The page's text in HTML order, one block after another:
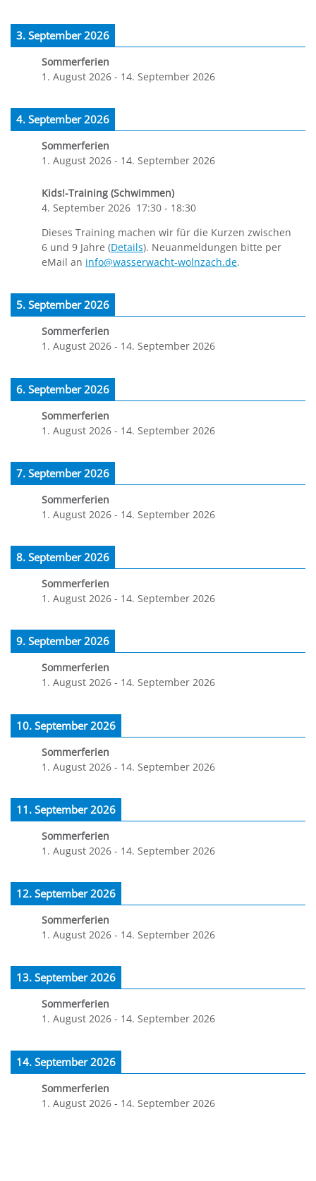
3. September 2026
Sommerferien
1. August 2026 - 14. September 2026
4. September 2026
Sommerferien
1. August 2026 - 14. September 2026
Kids!-Training (Schwimmen)
4. September 2026 17:30 - 18:30
Dieses Training machen wir für die Kurzen zwischen
6 und 9 Jahre (Details). Neuanmeldungen bitte per
eMail an info@wasserwacht-wolnzach.de.
5. September 2026
Sommerferien
1. August 2026 - 14. September 2026
6. September 2026
Sommerferien
1. August 2026 - 14. September 2026
7. September 2026
Sommerferien
1. August 2026 - 14. September 2026
8. September 2026
Sommerferien
1. August 2026 - 14. September 2026
9. September 2026
Sommerferien
1. August 2026 - 14. September 2026
10. September 2026
Sommerferien
1. August 2026 - 14. September 2026
11. September 2026
Sommerferien
1. August 2026 - 14. September 2026
12. September 2026
Sommerferien
1. August 2026 - 14. September 2026
13. September 2026
Sommerferien
1. August 2026 - 14. September 2026
14. September 2026
Sommerferien
1. August 2026 - 14. September 2026